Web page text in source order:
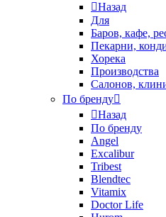
Назад
Для
Баров, кафе,
Пекарни,
Хорека
Производства
Салонов,
По бренду
Назад
По бренду
Angel
Excalibur
Tribest
Blendtec
Vitamix
Doctor Life